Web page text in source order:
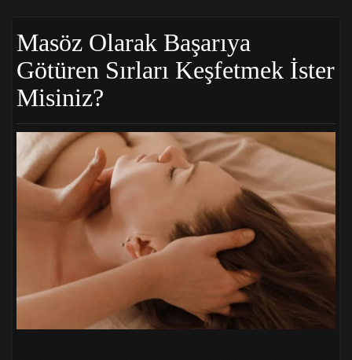
Masöz Olarak Başarıya
Götüren Sırları Keşfetmek İster
Misiniz?